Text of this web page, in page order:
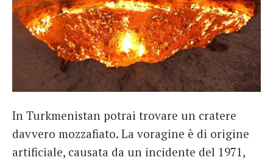
In Turkmenistan potrai trovare un cratere
davvero mozzafiato. La voragine è di origine
artificiale, causata da un incidente del 1971,